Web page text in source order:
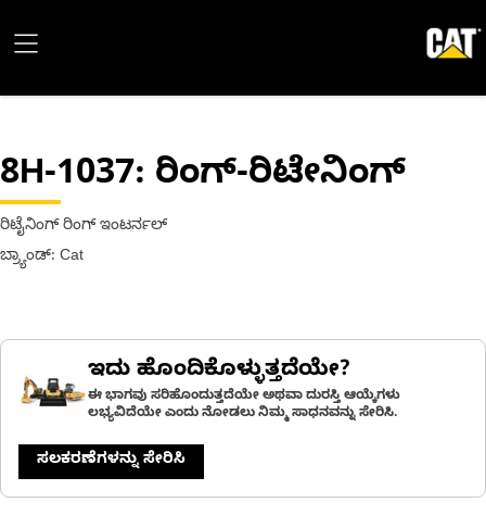
8H-1037: ರಿಂಗ್-ರಿಟೇನಿಂಗ್
ರಿಟೈನಿಂಗ್ ರಿಂಗ್ ಇಂಟರ್ನಲ್
ಬ್ರ್ಯಾಂಡ್: Cat
ಇದು ಹೊಂದಿಕೊಳ್ಳುತ್ತದೆಯೇ?
ಈ ಭಾಗವು ಸರಿಹೊಂದುತ್ತದೆಯೇ ಅಥವಾ ದುರಸ್ತಿ ಆಯ್ಕೆಗಳು
ಲಭ್ಯವಿದೆಯೇ ಎಂದು ನೋಡಲು ನಿಮ್ಮ ಸಾಧನವನ್ನು ಸೇರಿಸಿ.
ಸಲಕರಣೆಗಳನ್ನು ಸೇರಿಸಿ